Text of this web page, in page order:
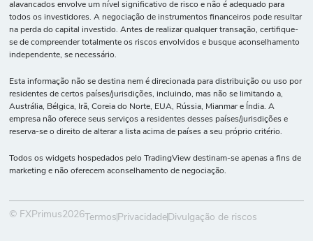
alavancados envolve um nível significativo de risco e não é adequado para
todos os investidores. A negociação de instrumentos financeiros pode resultar
na perda do capital investido. Antes de realizar qualquer transação, certifique-
se de compreender totalmente os riscos envolvidos e busque aconselhamento
independente, se necessário.
Esta informação não se destina nem é direcionada para distribuição ou uso por
residentes de certos países/jurisdições, incluindo, mas não se limitando a,
Austrália, Bélgica, Irã, Coreia do Norte, EUA, Rússia, Mianmar e Índia. A
empresa não oferece seus serviços a residentes desses países/jurisdições e
reserva-se o direito de alterar a lista acima de países a seu próprio critério.
Todos os widgets hospedados pelo TradingView destinam-se apenas a fins de
marketing e não oferecem aconselhamento de negociação.
© FXPrimus2026Termos Privacidade Divulgação de riscos